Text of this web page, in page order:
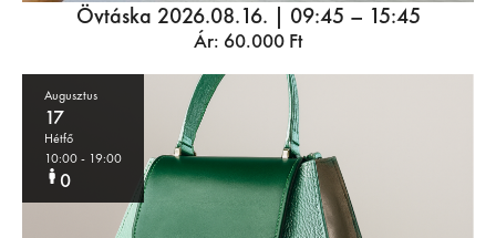
Övtáska 2026.08.16. | 09:45 – 15:45
Ár: 60.000 Ft
Augusztus
17
Hétfő
10:00- 19:00
0